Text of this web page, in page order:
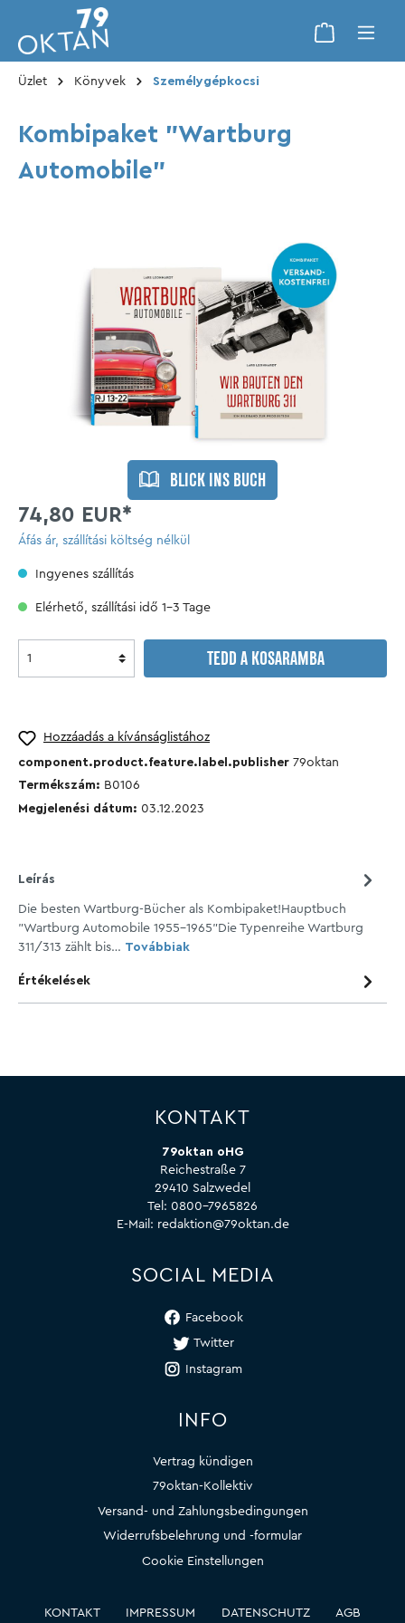
Üzlet Könyvek Személygépkocsi
Kombipaket "Wartburg
Automobile"
BLICK INS BUCH
74,80 EUR*
Áfás ár, szállítási költség nélkül
Ingyenes szállítás
Elérhető, szállítási idő 1-3 Tage
TEDD A KOSARAMBA
Hozzáadás a kívánságlistához
component.product.feature.label.publisher 79oktan
Termékszám: B0106
Megjelenési dátum: 03.12.2023
Leírás
Die besten Wartburg-Bücher als Kombipaket!Hauptbuch
"Wartburg Automobile 1955-1965"Die Typenreihe Wartburg
311/313 zählt bis… Továbbiak
Értékelések
KONTAKT
79oktan oHG
Reichestraße 7
29410 Salzwedel
Tel: 0800-7965826
E-Mail: redaktion@79oktan.de
SOCIAL MEDIA
Facebook
Twitter
Instagram
INFO
Vertrag kündigen
79oktan-Kollektiv
Versand- und Zahlungsbedingungen
Widerrufsbelehrung und -formular
Cookie Einstellungen
KONTAKT IMPRESSUM DATENSCHUTZ AGB